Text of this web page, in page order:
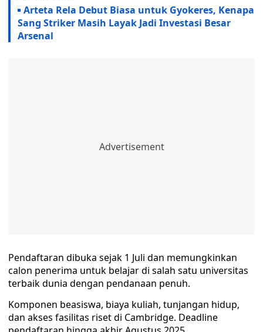
Arteta Rela Debut Biasa untuk Gyokeres, Kenapa
Sang Striker Masih Layak Jadi Investasi Besar
Arsenal
Pendaftaran dibuka sejak 1 Juli dan memungkinkan
calon penerima untuk belajar di salah satu universitas
terbaik dunia dengan pendanaan penuh.
Komponen beasiswa, biaya kuliah, tunjangan hidup,
dan akses fasilitas riset di Cambridge. Deadline